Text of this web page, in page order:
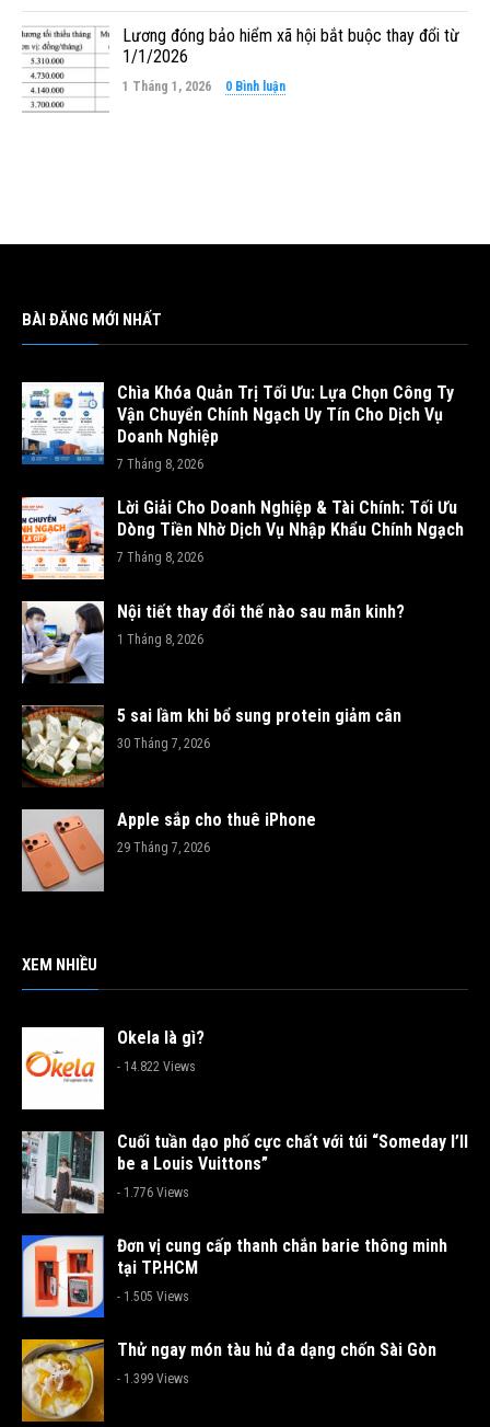
Lương đóng bảo hiểm xã hội bắt buộc thay đổi từ
1/1/2026
1 Tháng 1, 2026 0 Bình luận
BÀI ĐĂNG MỚI NHẤT
Chìa Khóa Quản Trị Tối Ưu: Lựa Chọn Công Ty
Vận Chuyển Chính Ngạch Uy Tín Cho Dịch Vụ
Doanh Nghiệp
7 Tháng 8, 2026
Lời Giải Cho Doanh Nghiệp & Tài Chính: Tối Ưu
Dòng Tiền Nhờ Dịch Vụ Nhập Khẩu Chính Ngạch
7 Tháng 8, 2026
Nội tiết thay đổi thế nào sau mãn kinh?
1 Tháng 8, 2026
5 sai lầm khi bổ sung protein giảm cân
30 Tháng 7, 2026
Apple sắp cho thuê iPhone
29 Tháng 7, 2026
XEM NHIỀU
Okela là gì?
- 14.822 Views
Cuối tuần dạo phố cực chất với túi “Someday I’ll
be a Louis Vuittons”
- 1.776 Views
Đơn vị cung cấp thanh chắn barie thông minh
tại TP.HCM
- 1.505 Views
Thử ngay món tàu hủ đa dạng chốn Sài Gòn
- 1.399 Views